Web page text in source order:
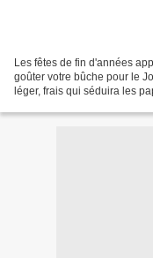
Les fêtes de fin d'années
goûter votre bûche pour le
léger, frais qui séduira les